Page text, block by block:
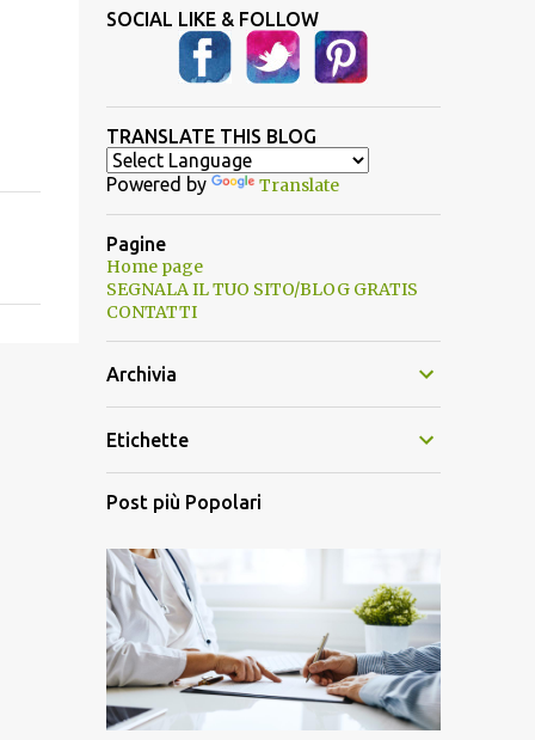
SOCIAL LIKE & FOLLOW
TRANSLATE THIS BLOG
Powered by Translate
Pagine
Home page
SEGNALA IL TUO SITO/BLOG GRATIS
CONTATTI
Archivia
Etichette
Post più Popolari